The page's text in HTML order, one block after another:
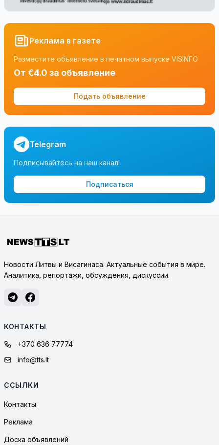
Реклама в газете
Разместите объявление в печатном выпуске VISINFO
От €4.0 за объявление
Подать объявление
Telegram
Подписывайтесь на наш канал!
Подписаться
Новости Литвы и Висагинаса. Актуальные события в мире.
Аналитика, репортажи, обсуждения, дискуссии.
КОНТАКТЫ
+370 636 77774
info@tts.lt
ССЫЛКИ
Контакты
Реклама
Доска объявлений